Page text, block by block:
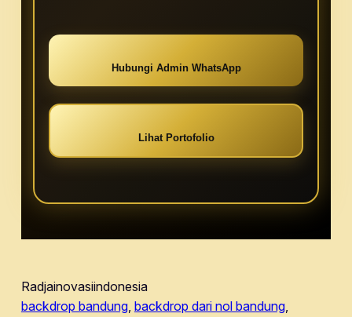
Hubungi Admin WhatsApp
Lihat Portofolio
Radjainovasiindonesia
backdrop bandung, backdrop dari nol bandung